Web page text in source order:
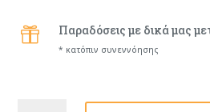
 Παραδόσεις με δικά μας
* κατόπιν συνεννόησης